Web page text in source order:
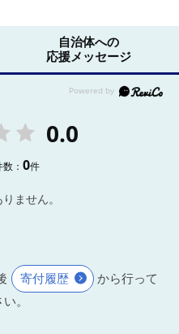
自治体への
応援メッセージ
0.0
数：0件
ません。
寄付履歴
から行って
。